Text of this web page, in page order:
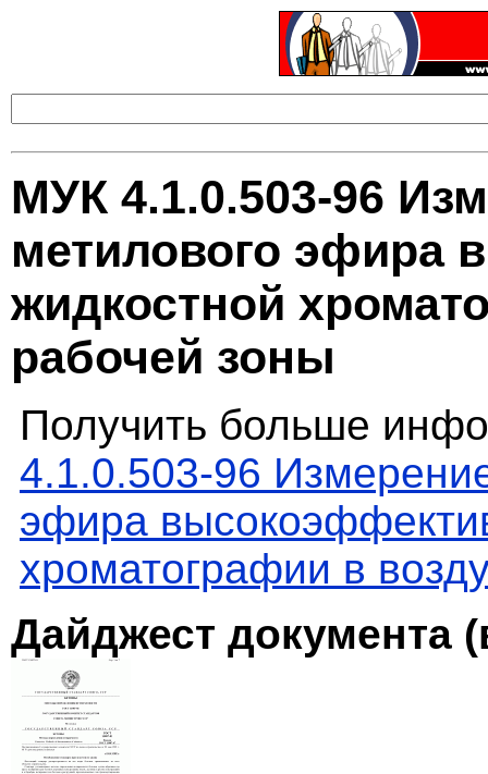
МУК 4.1.0.503-96
метилового эфира
жидкостной
рабочей зоны
Получить больше
4.1.0.503-96
эфира
хроматографии в
Дайджест документа